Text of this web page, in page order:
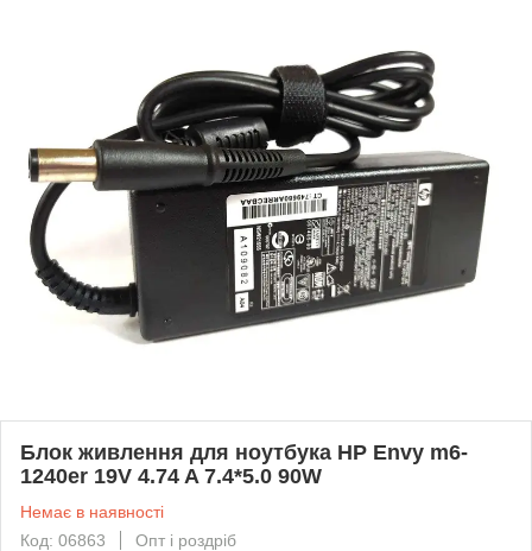
Блок живлення для ноутбука HP Envy m6-
1240er 19V 4.74 A 7.4*5.0 90W
Немає в наявності
Код: 06863
Опт і роздріб